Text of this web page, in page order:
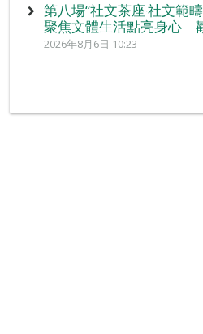
第八場“社文茶座‧社文範
聚焦文體生活點亮身心
2026年8月6日 10:23